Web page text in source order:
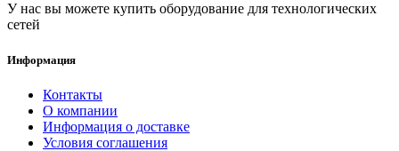
У нас вы можете купить оборудование для технологических
сетей
Информация
Контакты
О компании
Информация о доставке
Условия соглашения